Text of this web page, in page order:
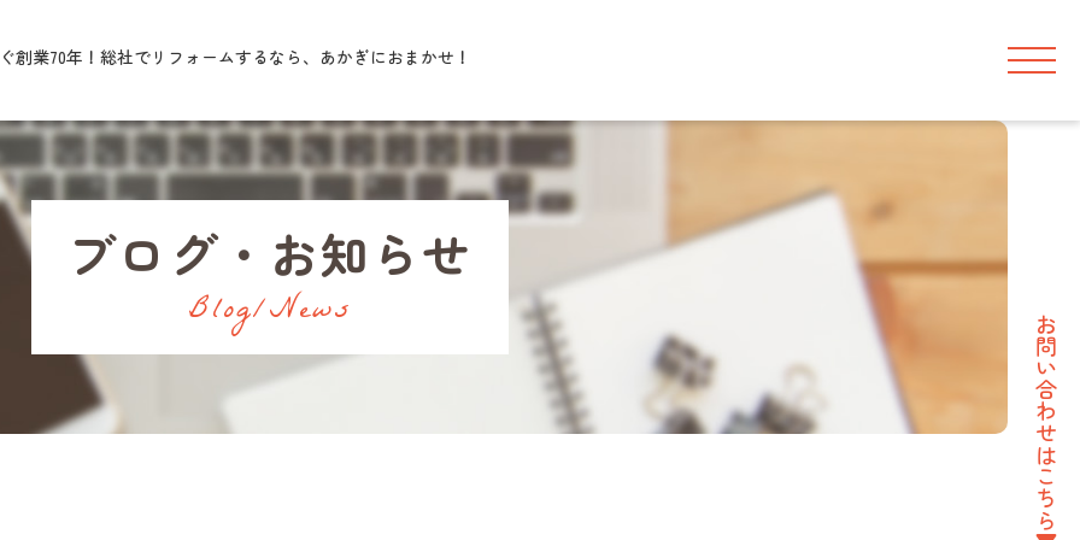
創業70年！ 総社でリフォームするなら、あかぎにおまかせ！
お問い合わせはこちら▼
ブログ・お知らせ
Blog/News